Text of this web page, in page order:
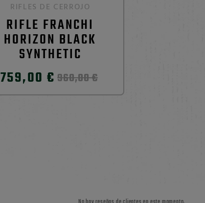
RIFLES DE CERROJO
RIFLE FRANCHI
HORIZON BLACK
SYNTHETIC
759,00 € 960,00 €